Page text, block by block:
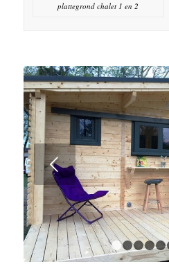
plattegrond chalet 1 en 2
Volgende